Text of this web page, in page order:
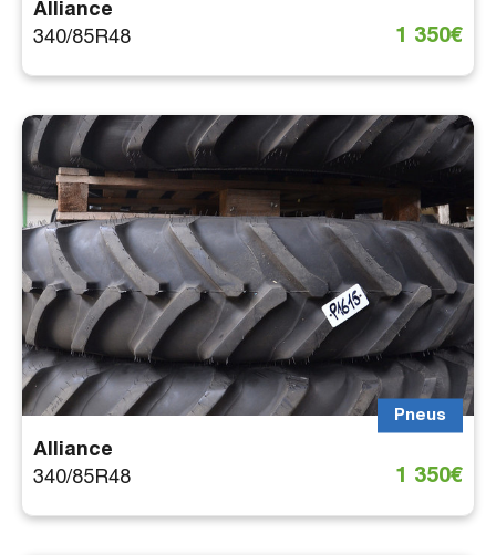
Alliance
340/85R48
1 350€
Alliance
340/85R48
Pneus
1 350€